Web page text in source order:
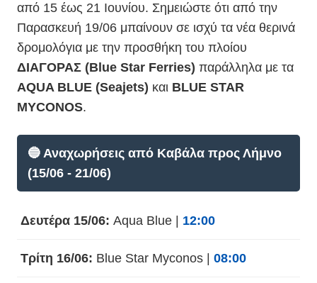
από 15 έως 21 Ιουνίου. Σημειώστε ότι από την
Παρασκευή 19/06 μπαίνουν σε ισχύ τα νέα θερινά
δρομολόγια με την προσθήκη του πλοίου
ΔΙΑΓΟΡΑΣ (Blue Star Ferries) παράλληλα με τα
AQUA BLUE (Seajets) και BLUE STAR
MYCONOS.
🔵 Αναχωρήσεις από Καβάλα προς Λήμνο
(15/06 - 21/06)
Δευτέρα 15/06: Aqua Blue | 12:00
Τρίτη 16/06: Blue Star Myconos | 08:00